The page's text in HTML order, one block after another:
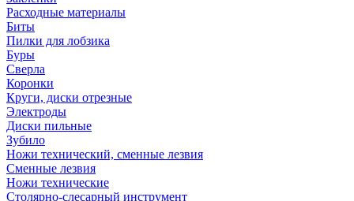
Расходные материалы
Биты
Пилки для лобзика
Буры
Сверла
Коронки
Круги, диски отрезные
Электроды
Диски пильные
Зубило
Ножи технический, сменные лезвия
Сменные лезвия
Ножи технические
Столярно-слесарный инструмент